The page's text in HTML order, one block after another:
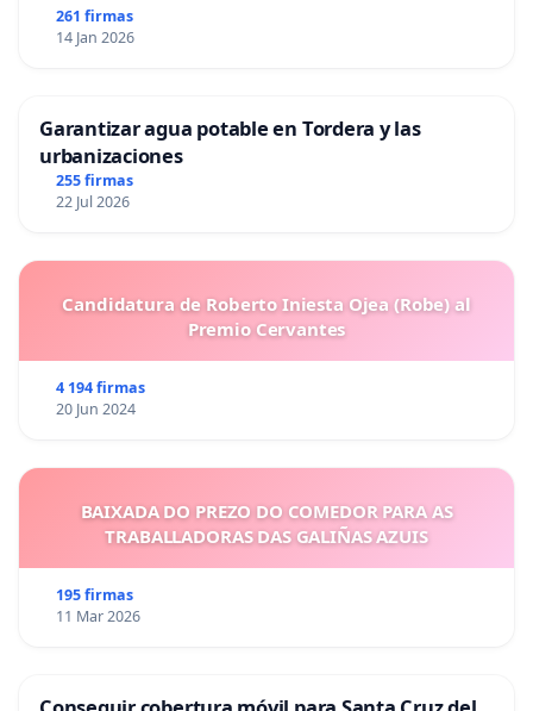
261 firmas
14 Jan 2026
Garantizar agua potable en Tordera y las
urbanizaciones
255 firmas
22 Jul 2026
Candidatura de Roberto Iniesta Ojea (Robe) al
Premio Cervantes
4 194 firmas
20 Jun 2024
BAIXADA DO PREZO DO COMEDOR PARA AS
TRABALLADORAS DAS GALIÑAS AZUIS
195 firmas
11 Mar 2026